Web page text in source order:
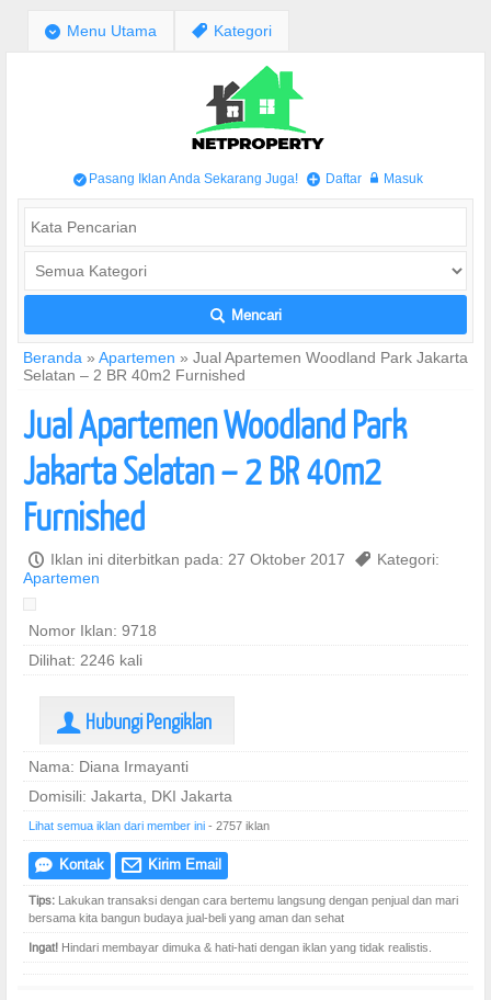
; Menu Utama , Kategori
/ Pasang Iklan Anda Sekarang Juga! + Daftar w Masuk
L Mencari
Beranda » Apartemen » Jual Apartemen Woodland Park Jakarta
Selatan – 2 BR 40m2 Furnished
Jual Apartemen Woodland Park
Jakarta Selatan – 2 BR 40m2
Furnished
P Iklan ini diterbitkan pada: 27 Oktober 2017 , Kategori:
Apartemen
Nomor Iklan: 9718
Dilihat: 2246 kali
U Hubungi Pengiklan
Nama: Diana Irmayanti
Domisili: Jakarta, DKI Jakarta
Lihat semua iklan dari member ini - 2757 iklan
e Kontak @ Kirim Email
Tips: Lakukan transaksi dengan cara bertemu langsung dengan penjual dan mari
bersama kita bangun budaya jual-beli yang aman dan sehat
Ingat! Hindari membayar dimuka & hati-hati dengan iklan yang tidak realistis.